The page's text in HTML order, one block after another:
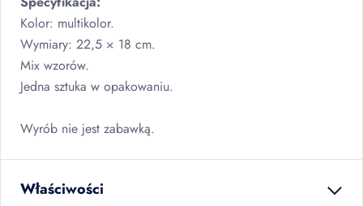
Kolor: multikolor.
Wymiary: 22,5 × 18 cm.
Mix wzorów.
Jedna sztuka w opakowaniu.
Wyrób nie jest zabawką.
Właściwości